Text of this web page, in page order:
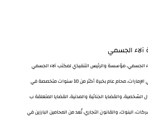
آلاء الجسمي
الجسمي، مؤسسة والرئيس التنفيذي لمكتب آلاء الجسمي
للمحاماة في الإمارات، محام عام بخبرة أكثر من 10 سنوات متخصصة في
الشخصية، والقضايا الجنائية والمدنية، القضايا المتعلقة ب
البنوك، والقانون التجاري، تُعد من المحامين البارزين في